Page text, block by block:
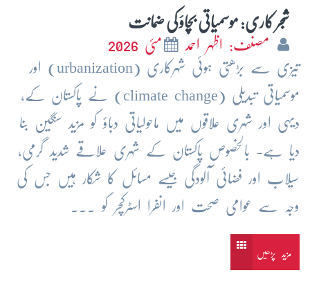
شجر کاری: موسمیاتی بچاؤ کی ضمانت
مصنف: اظہر احمد
مئی 2026
تیزی سے بڑھتی ہوئی شہرکاری (urbanization) اور
موسمیاتی تبدیلی (climate change) نے پاکستان کے،
دیہی اور شہری علاقوں میں ماحولیاتی دباؤ کو مزید سنگین بنا
دیا ہے- بالخصوص پاکستان کے شہری علاقے شدید گرمی،
سیلاب اور فضائی آلودگی جیسے مسائل کا شکار ہیں جس کی
وجہ سے عوامی صحت اور انفرا اسٹرکچر کو ...
مزید پڑھیں